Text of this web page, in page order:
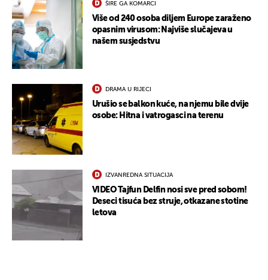
ŠIRE GA KOMARCI
Više od 240 osoba diljem Europe zaraženo
opasnim virusom: Najviše slučajeva u
našem susjedstvu
DRAMA U RIJECI
Urušio se balkon kuće, na njemu bile dvije
osobe: Hitna i vatrogasci na terenu
IZVANREDNA SITUACIJA
VIDEO Tajfun Delfin nosi sve pred sobom!
Deseci tisuća bez struje, otkazane stotine
letova